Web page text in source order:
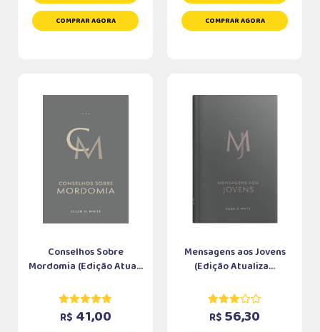
COMPRAR AGORA COMPRAR AGORA
Conselhos Sobre
Mordomia (Edição Atua...
R$ 41,00
Mensagens aos Jovens
(Edição Atualiza...
R$ 56,30